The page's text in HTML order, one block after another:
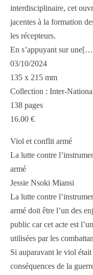
interdisciplinaire, cet
jacentes à la formation
les récepteurs.
En s’appuyant sur
03/10/2024
135 x 215 mm
Collection : Inter-
138 pages
16.00 €
Viol et conflit armé
La lutte contre
armé
Jessie Nsoki Miansi
La lutte contre
armé doit être l’un des
public car cet acte est
utilisées par les
Si auparavant le viol était
conséquences de la